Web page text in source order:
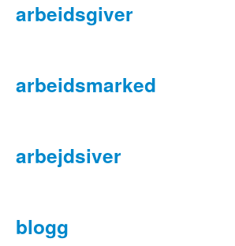
arbeidsgiver
arbeidsmarked
arbejdsiver
blogg